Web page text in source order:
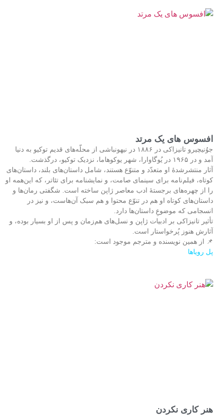
افسوس های یک مرتد
جوُنیچیرو تانیزاکی در ۱۸۸۶ در نیهونباشی از محلّه‌های قدیم توکیو به دنیا
آمد و در ۱۹۶۵ در یُوگاوارا، شهر یوکوهاما، نزدیک توکیو، درگذشت.
آثار منتشرشدۀ او متعدّد و متنوّع هستند، شامل داستان‌های بلند، داستان‌های
کوتاه، فیلم‌نامه برای سینمای صامت، و نمایشنامه برای تئاتر، که این‌همه او
را از چهره‌های برجستۀ ادب معاصر ژاپن ساخته است. شگفتی رمان‌ها و
داستان‌های کوتاه او هم در تنوّع محتوا و هم سبک آن‌هاست، و نیز در
انسجامی که موضوعِ داستان‌ها دارد.
تأثیر تانیزاکی بر ادبیات ژاپن و نسل‌های هم‌زمان و پس از او بسیار بوده، و
آثارش هنوز پُرخواستار است.
📌 از همین نویسنده و مترجم موجود است:
پل رویاها
هنر کاری نکردن